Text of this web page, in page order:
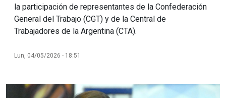
la participación de representantes de la Confederación
General del Trabajo (CGT) y de la Central de
Trabajadores de la Argentina (CTA).
Lun, 04/05/2026 - 18:51
Imagen